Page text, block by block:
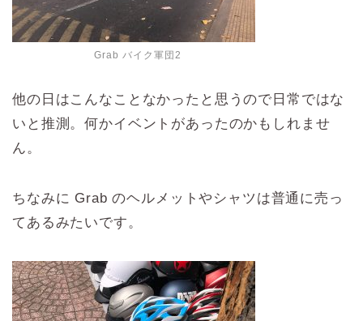
Grab バイク軍団2
他の日はこんなことなかったと思うので日常ではな
いと推測。何かイベントがあったのかもしれませ
ん。
ちなみに Grab のヘルメットやシャツは普通に売っ
てあるみたいです。